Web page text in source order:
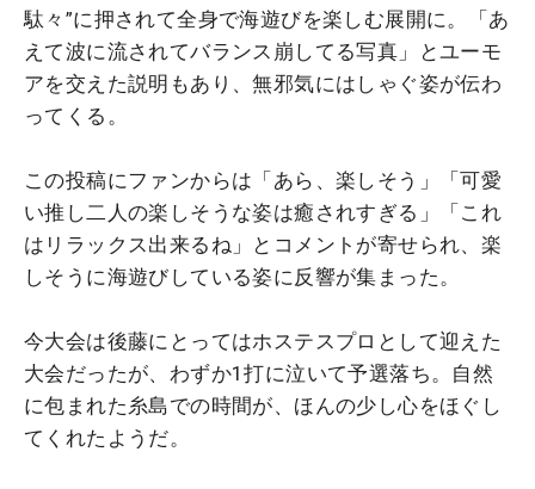
駄々”に押されて全身で海遊びを楽しむ展開に。「あ
えて波に流されてバランス崩してる写真」とユーモ
アを交えた説明もあり、無邪気にはしゃぐ姿が伝わ
ってくる。
この投稿にファンからは「あら、楽しそう」「可愛
い推し二人の楽しそうな姿は癒されすぎる」「これ
はリラックス出来るね」とコメントが寄せられ、楽
しそうに海遊びしている姿に反響が集まった。
今大会は後藤にとってはホステスプロとして迎えた
大会だったが、わずか1打に泣いて予選落ち。自然
に包まれた糸島での時間が、ほんの少し心をほぐし
てくれたようだ。